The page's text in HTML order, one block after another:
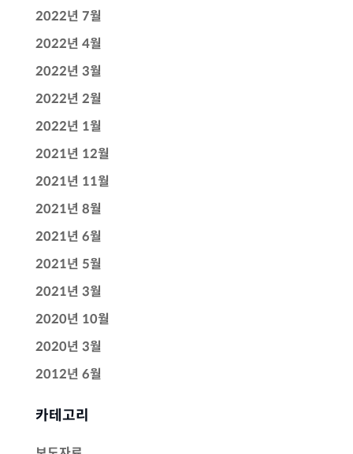
2022년 7월
2022년 4월
2022년 3월
2022년 2월
2022년 1월
2021년 12월
2021년 11월
2021년 8월
2021년 6월
2021년 5월
2021년 3월
2020년 10월
2020년 3월
2012년 6월
카테고리